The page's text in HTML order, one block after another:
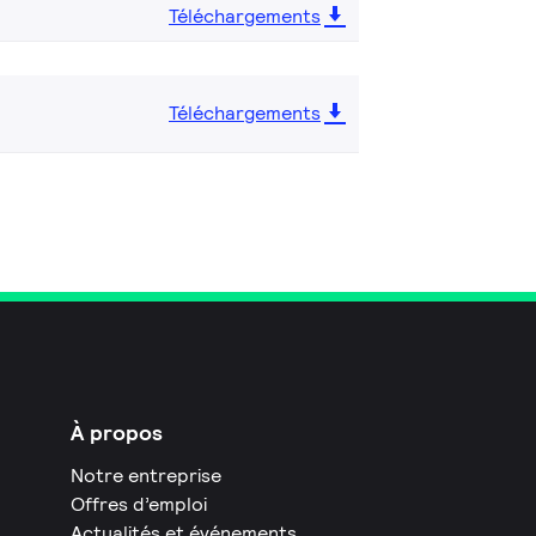
Téléchargements
Téléchargements
À propos
Notre entreprise
Offres d’emploi